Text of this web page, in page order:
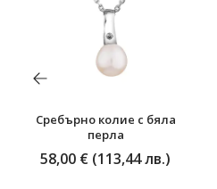
Сребърно колие с бяла
перла
58,00 € (113,44 лв.)